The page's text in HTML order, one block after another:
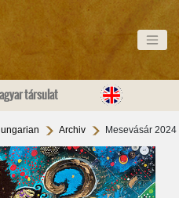
társulat
Archiv Mesevásár 2024